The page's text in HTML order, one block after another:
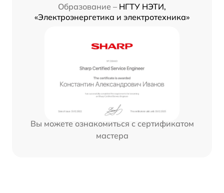
Образование – НГТУ НЭТИ,
«Электроэнергетика и электротехника»
Вы можете ознакомиться с сертификатом
мастера